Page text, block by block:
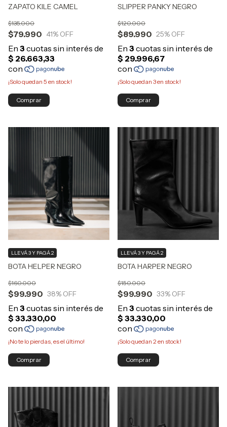
ZAPATO KILE CAMEL
$79.990
$135.000
41% OFF
¡Solo quedan 5 en stock!
Comprar
SLIPPER PANKY NEGRO
$89.990
$120.000
25% OFF
¡Solo quedan 3en stock!
Comprar
BOTA HELPER NEGRO
$99.990
$160.000
38% OFF
LLEVÁ 3 Y PAGÁ 2
¡No te lo pierdas, es el último!
Comprar
BOTA HARPER NEGRO
$99.990
$150.000
33% OFF
LLEVÁ 3 Y PAGÁ 2
¡Solo quedan 2en stock!
Comprar